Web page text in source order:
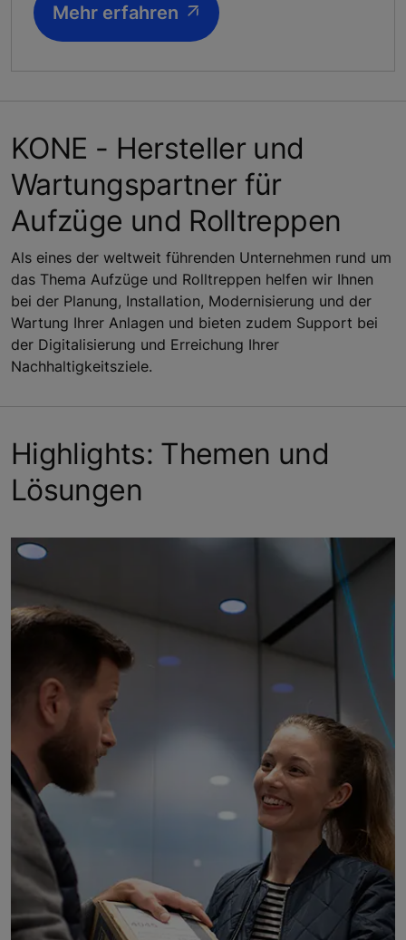
Mehr erfahren
KONE - Hersteller und
Wartungspartner für
Aufzüge und Rolltreppen
Als eines der weltweit führenden Unternehmen rund um
das Thema Aufzüge und Rolltreppen helfen wir Ihnen
bei der Planung, Installation, Modernisierung und der
Wartung Ihrer Anlagen und bieten zudem Support bei
der Digitalisierung und Erreichung Ihrer
Nachhaltigkeitsziele.
Highlights: Themen und
Lösungen